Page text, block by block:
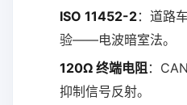
ISO 11452-2：道路
验——电波暗室法。
120Ω 终端电阻：
抑制信号反射。